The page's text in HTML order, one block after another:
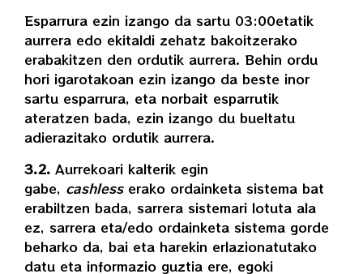
Esparrura ezin izango da sartu 03:00etatik
aurrera edo ekitaldi zehatz bakoitzerako
erabakitzen den ordutik aurrera. Behin ordu
hori igarotakoan ezin izango da beste inor
sartu esparrura, eta norbait esparrutik
ateratzen bada, ezin izango du bueltatu
adierazitako ordutik aurrera.
3.2. Aurrekoari kalterik egin
gabe, cashlesserako ordainketa sistema bat
erabiltzen bada, sarrera sistemari lotuta ala
ez, sarrera eta/edo ordainketa sistema gorde
beharko da, bai eta harekin erlazionatutako
datu eta informazio guztia ere, egoki